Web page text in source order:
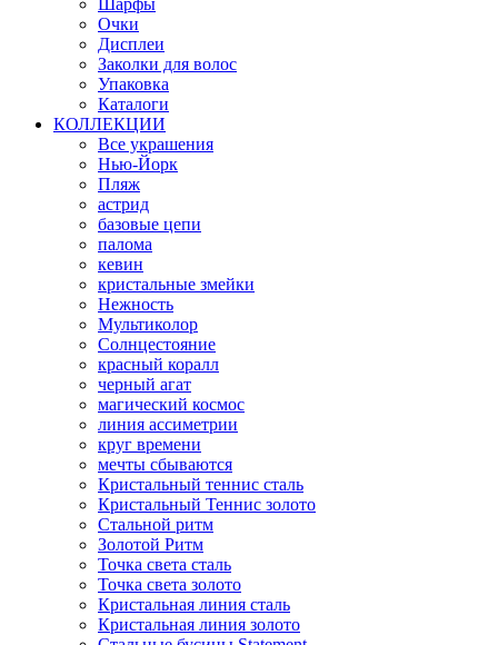
Шарфы
Очки
Дисплеи
Заколки для волос
Упаковка
Каталоги
КОЛЛЕКЦИИ
Все украшения
Нью-Йорк
Пляж
астрид
базовые цепи
палома
кевин
кристальные змейки
Нежность
Мультиколор
Солнцестояние
красный коралл
черный агат
магический космос
линия ассиметрии
круг времени
мечты сбываются
Кристальный теннис сталь
Кристальный Теннис золото
Стальной ритм
Золотой Ритм
Точка света сталь
Точка света золото
Кристальная линия сталь
Кристальная линия золото